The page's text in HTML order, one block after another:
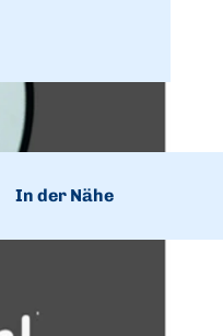
In der Nähe